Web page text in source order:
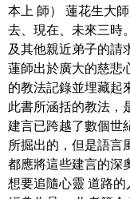
本上 師） 蓮花生大
去、現在、未來三時
及其他親近弟子的請
蓮師出於廣大的慈悲
的教法記錄並埋藏起
此書所涵括的教法，
建言已跨越了數個世
所掘出的，但是語言
都應將這些建言的深
想要追隨心靈 道路